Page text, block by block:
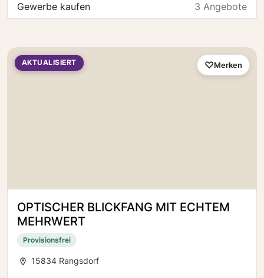
Gewerbe kaufen 3 Angebote
AKTUALISIERT
OPTISCHER BLICKFANG MIT ECHTEM
MEHRWERT
Provisionsfrei
15834 Rangsdorf
Merken